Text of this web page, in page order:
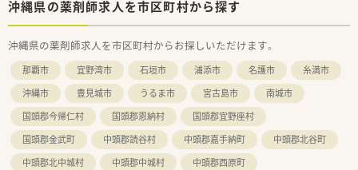
沖縄県の薬剤師求人を市区町村から探す
沖縄県の薬剤師求人を市区町村からお探しいただけます。
那覇市 宜野湾市 石垣市 浦添市 名護市
糸満市
沖縄市
豊見城市 うるま市 宮古島市
南城市
国頭郡今帰仁村
国頭郡恩納村
国頭郡宜野座村
国頭郡金武町
中頭郡読谷村 中頭郡嘉手納町
中頭郡北谷町
中頭郡北中城村
中頭郡中城村
中頭郡西原町